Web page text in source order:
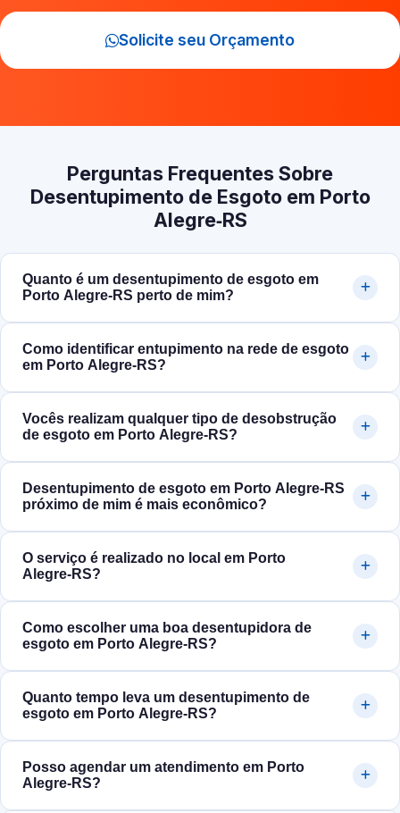
Solicite seu Orçamento
Perguntas Frequentes Sobre
Desentupimento de Esgoto em Porto
Alegre‑RS
Quanto é um desentupimento de esgoto em
Porto Alegre‑RS perto de mim?
Como identificar entupimento na rede de esgoto
em Porto Alegre‑RS?
Vocês realizam qualquer tipo de desobstrução
de esgoto em Porto Alegre‑RS?
Desentupimento de esgoto em Porto Alegre‑RS
próximo de mim é mais econômico?
O serviço é realizado no local em Porto
Alegre‑RS?
Como escolher uma boa desentupidora de
esgoto em Porto Alegre‑RS?
Quanto tempo leva um desentupimento de
esgoto em Porto Alegre‑RS?
Posso agendar um atendimento em Porto
Alegre‑RS?